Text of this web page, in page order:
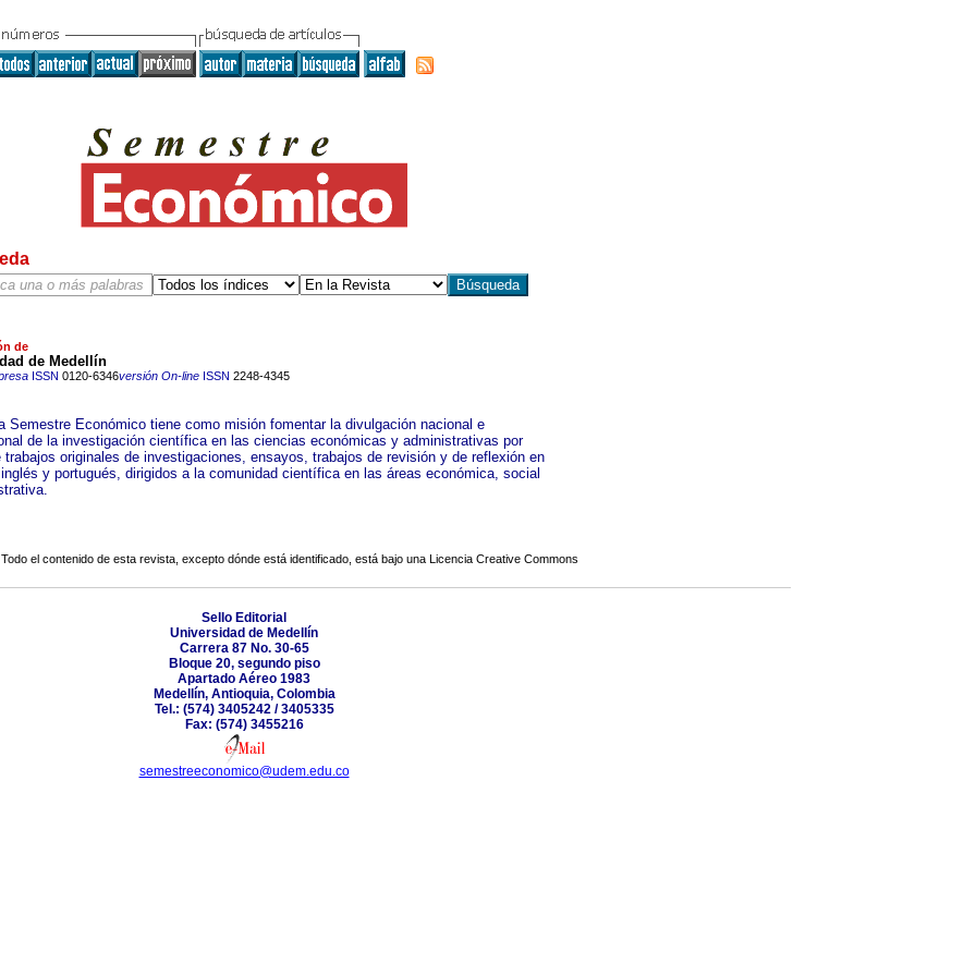
de
de Medellín
ISSN 0120-6346versión On-lineISSN 2248-4345
Semestre Económico tiene como misión fomentar la divulgación nacional e
de la investigación científica en las ciencias económicas y administrativas por
trabajos originales de investigaciones, ensayos, trabajos de revisión y de reflexión en
y portugués, dirigidos a la comunidad científica en las áreas económica, social
Todo el contenido de esta revista, excepto dónde está identificado, está bajo una Licencia Creative Commons
Sello Editorial
Universidad de Medellín
Carrera 87 No. 30-65
Bloque 20, segundo piso
Apartado Aéreo 1983
Medellín, Antioquia, Colombia
Tel.: (574) 3405242 / 3405335
Fax: (574) 3455216
semestreeconomico@udem.edu.co